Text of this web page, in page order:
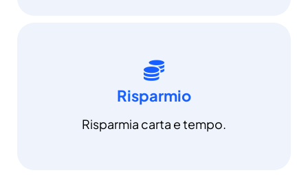
Risparmio
Risparmia carta e tempo.